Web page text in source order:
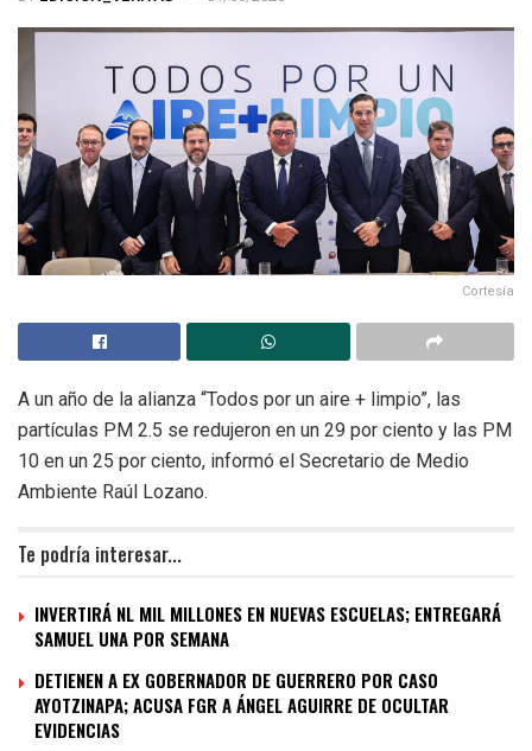
Cortesía
A un año de la alianza “Todos por un aire + limpio”, las
partículas PM 2.5 se redujeron en un 29 por ciento y las PM
10 en un 25 por ciento, informó el Secretario de Medio
Ambiente Raúl Lozano.
Te podría interesar...
INVERTIRÁ NL MIL MILLONES EN NUEVAS ESCUELAS; ENTREGARÁ
SAMUEL UNA POR SEMANA
DETIENEN A EX GOBERNADOR DE GUERRERO POR CASO
AYOTZINAPA; ACUSA FGR A ÁNGEL AGUIRRE DE OCULTAR
EVIDENCIAS